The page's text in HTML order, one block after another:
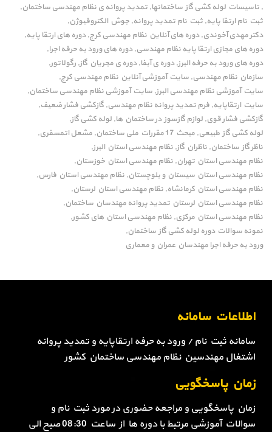
, تاسیسات لوله کشی گاز ساختمانها, تمدید پروانه ی نظام مهندسی ساختمان,
ثبت نام ارتقا پایه, ثبت نام تمدید پروانه, جوش الکتروفیوژن,
دکتر مهدی آخوندی,دوره های آنلاین نظام مهندسی کرج,دوره های ارتقا پایه,
دوره های مجازی ارتقا پایه نظام مهندسی,دوره های ورود به حرفه اجرا,
دوره های ورود به حرفه البرز,دوره ی آبفا,دوره ی مجریان گاز, رگولاتور,
سازمان نظام مهندسی, سایت آموزشی آنلاین نظام مهندسی کرج,
سایت آموزشی نظام مهندسی البرز, سایت آموزشی نظام مهندسی ساختمان,
سایت ارتقاپایه, فرم تمدید پروانه نظام مهندسی, گازکشی فشار ضعیف,
گازکشی فشار قوی, لوازم گازسوز در ساختمان ها, لوله کشی گاز,
لوله کشی گاز طبیعی, مبحث 17 مقررات ملی ساختمان , مشعل اتمسفری,
ناظر گاز ساختمان, ناظران گاز, نظام مهندسی استان البرز,
نظام مهندسی استان تهران, نظام مهندسی استان خوزستان,
نظام مهندسی استان سیستان و بلوچستان, نظام مهندسی استان فارس,
نظام مهندسی استان کرمانشاه, نظام مهندسی استان لرستان,
نظام مهندسی استان لرستان تمدید پروانه مهندسان ساختمان,
نظام مهندسی استان مرکزی, نظام مهندسی استان های کشور,
نمونه سوالات دوره لوله کشی گاز ساختمان,
ورود به حرفه اجرا مهندسان عمران و معماری
اطلاعات سامانه
سامانه ثبت نام / ورود به حرفه ارتقاپایه و تمدید پروانه
اشتغال مهندسین نظام مهندسی ساختمان کشور
زمان پاسخگویی
زمان پاسخگویی و مراجعه حضوری در مورد ثبت نام و
سوالات آموزشی مرتبط با دوره ها از ساعت 08:30 صبح الی